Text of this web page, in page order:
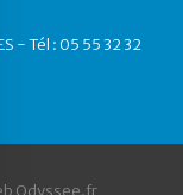
- Tél : 05 55 32 32
Odyssee.fr